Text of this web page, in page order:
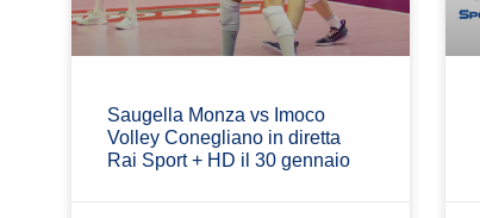
Saugella Monza vs Imoco
Volley Conegliano in diretta
Rai Sport + HD il 30 gennaio